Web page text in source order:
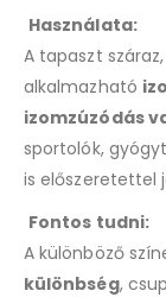
Használata:
A tapaszt
alkalmazható
izomzúzódás
sportolók,
is előszeretettel
Fontos tudni:
A különböző
különbség,